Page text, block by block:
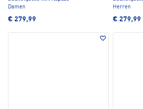
Damen
€ 279,99
Herren
€ 279,99